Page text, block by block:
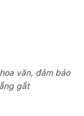
văn, đảm bảo
gắt